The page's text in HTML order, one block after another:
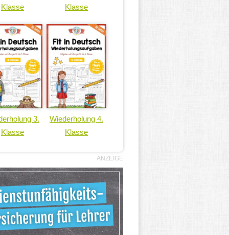
Klasse
Klasse
3.
Klasse
Wiederholung 4.
Klasse
ANZEIGE